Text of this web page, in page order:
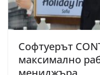
Софтуерът
максимално